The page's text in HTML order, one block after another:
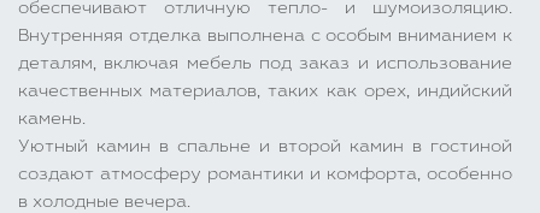
обеспечивают отличную тепло- и шумоизоляцию.
Внутренняя отделка выполнена с особым вниманием к
деталям, включая мебель под заказ и использование
качественных материалов, таких как орех, индийский
камень.
Уютный камин в спальне и второй камин в гостиной
создают атмосферу романтики и комфорта, особенно
в холодные вечера.